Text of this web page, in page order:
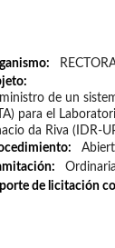
de un
para el
da Riva (IDR-
Ordinaria
de licitación